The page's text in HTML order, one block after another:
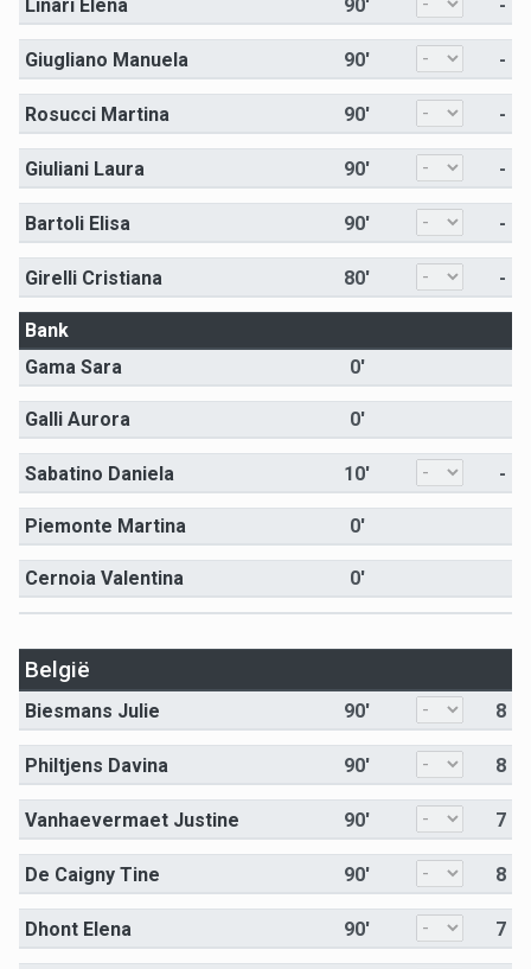
Linari Elena 90' -
Giugliano Manuela 90' -
Rosucci Martina 90' -
Giuliani Laura 90' -
Bartoli Elisa 90' -
Girelli Cristiana 80' -
Bank
Gama Sara
0'
Galli Aurora 0'
Sabatino Daniela 10' -
Piemonte Martina 0'
Cernoia Valentina 0'
België
Biesmans Julie 90' 8
Philtjens Davina 90' 8
Vanhaevermaet Justine 90' 7
De Caigny Tine 90' 8
Dhont Elena 90' 7